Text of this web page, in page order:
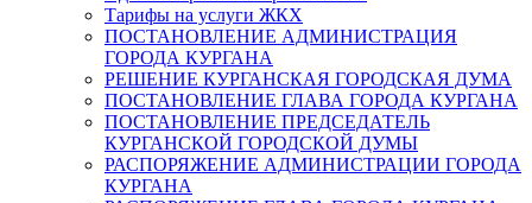
Тарифы на услуги ЖКХ
ПОСТАНОВЛЕНИЕ АДМИНИСТРАЦИЯ
ГОРОДА КУРГАНА
РЕШЕНИЕ КУРГАНСКАЯ ГОРОДСКАЯ ДУМА
ПОСТАНОВЛЕНИЕ ГЛАВА ГОРОДА КУРГАНА
ПОСТАНОВЛЕНИЕ ПРЕДСЕДАТЕЛЬ
КУРГАНСКОЙ ГОРОДСКОЙ ДУМЫ
РАСПОРЯЖЕНИЕ АДМИНИСТРАЦИИ ГОРОДА
КУРГАНА